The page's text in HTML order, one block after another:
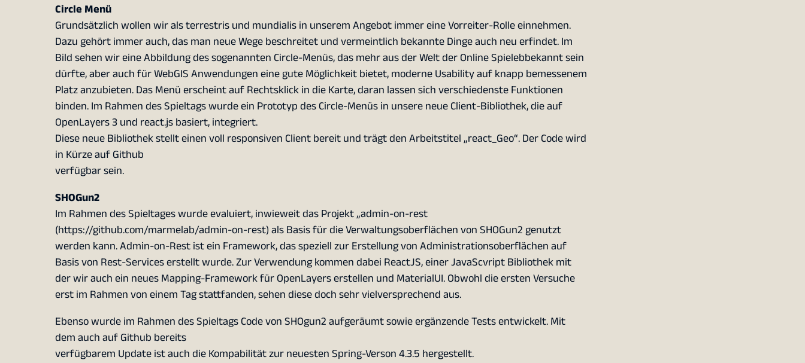
Circle Menü
Grundsätzlich wollen wir als terrestris und mundialis in unserem Angebot immer eine Vorreiter-Rolle einnehmen.
Dazu gehört immer auch, das man neue Wege beschreitet und vermeintlich bekannte Dinge auch neu erfindet. Im
Bild sehen wir eine Abbildung des sogenannten Circle-Menüs, das mehr aus der Welt der Online Spielebbekannt sein
dürfte, aber auch für WebGIS Anwendungen eine gute Möglichkeit bietet, moderne Usability auf knapp bemessenem
Platz anzubieten. Das Menü erscheint auf Rechtsklick in die Karte, daran lassen sich verschiedenste Funktionen
binden. Im Rahmen des Spieltags wurde ein Prototyp des Circle-Menüs in unsere neue Client-Bibliothek, die auf
OpenLayers 3 und react.js basiert, integriert.
Diese neue Bibliothek stellt einen voll responsiven Client bereit und trägt den Arbeitstitel „react_Geo“. Der Code wird
in Kürze auf Github
verfügbar sein.
SHOGun2
Im Rahmen des Spieltages wurde evaluiert, inwieweit das Projekt „admin-on-rest
(https://github.com/marmelab/admin-on-rest) als Basis für die Verwaltungsoberflächen von SHOGun2 genutzt
werden kann. Admin-on-Rest ist ein Framework, das speziell zur Erstellung von Administrationsoberflächen auf
Basis von Rest-Services erstellt wurde. Zur Verwendung kommen dabei ReactJS, einer JavaScvript Bibliothek mit
der wir auch ein neues Mapping-Framework für OpenLayers erstellen und MaterialUI. Obwohl die ersten Versuche
erst im Rahmen von einem Tag stattfanden, sehen diese doch sehr vielversprechend aus.
Ebenso wurde im Rahmen des Spieltags Code von SHOgun2 aufgeräumt sowie ergänzende Tests entwickelt. Mit
dem auch auf Github bereits
verfügbarem Update ist auch die Kompabilität zur neuesten Spring-Verson 4.3.5 hergestellt.